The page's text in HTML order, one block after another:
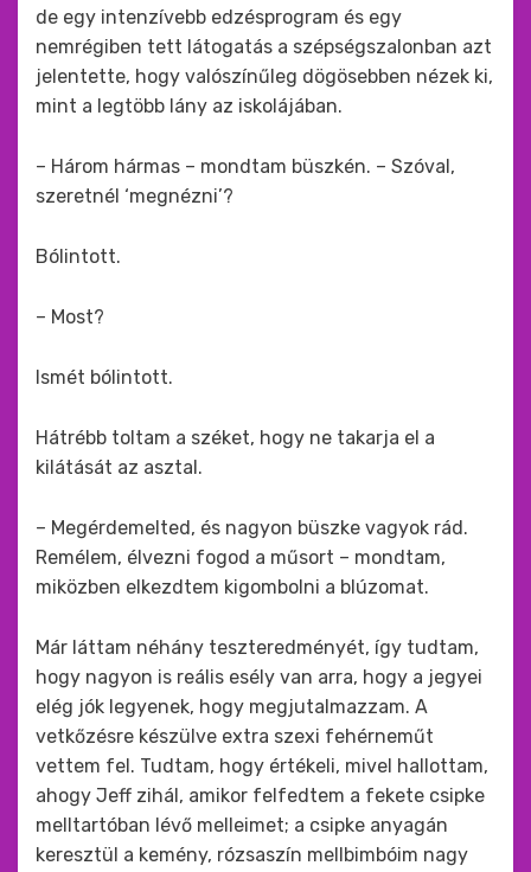
de egy intenzívebb edzésprogram és egy
nemrégiben tett látogatás a szépségszalonban azt
jelentette, hogy valószínűleg dögösebben nézek ki,
mint a legtöbb lány az iskolájában.
– Három hármas – mondtam büszkén. – Szóval,
szeretnél ‘megnézni’?
Bólintott.
– Most?
Ismét bólintott.
Hátrébb toltam a széket, hogy ne takarja el a
kilátását az asztal.
– Megérdemelted, és nagyon büszke vagyok rád.
Remélem, élvezni fogod a műsort – mondtam,
miközben elkezdtem kigombolni a blúzomat.
Már láttam néhány teszteredményét, így tudtam,
hogy nagyon is reális esély van arra, hogy a jegyei
elég jók legyenek, hogy megjutalmazzam. A
vetkőzésre készülve extra szexi fehérneműt
vettem fel. Tudtam, hogy értékeli, mivel hallottam,
ahogy Jeff zihál, amikor felfedtem a fekete csipke
melltartóban lévő melleimet; a csipke anyagán
keresztül a kemény, rózsaszín mellbimbóim nagy